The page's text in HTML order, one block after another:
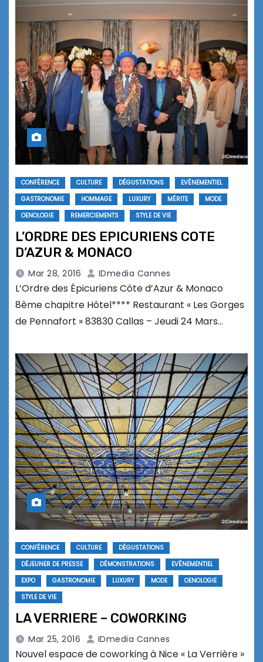
CONFÉRENCE CULTURE DÉGUSTATIONS
EVÉNEMENTIEL
GASTRONOMIE
HOMMAGE LUXURY MÉRITE
MODE
OENOLOGIE
REMERCIEMENTS STYLE DE VIE
L’ORDRE DES EPICURIENS COTE
D’AZUR & MONACO
Mar 28, 2016 IDmedia Cannes
L’Ordre des Épicuriens Côte d’Azur & Monaco
8ème chapitre Hôtel**** Restaurant « Les Gorges
de Pennafort » 83830 Callas – Jeudi 24 Mars…
CONFÉRENCE CULTURE
DÉGUSTATIONS
DÉJEUNER DE PRESSE
DÉMONSTRATIONS
EVÉNEMENTIEL
EXPO
GASTRONOMIE LUXURY MODE
OENOLOGIE
STYLE DE VIE
LA VERRIERE – COWORKING
Mar 25, 2016 IDmedia Cannes
Nouvel espace de coworking à Nice « La Verrière »